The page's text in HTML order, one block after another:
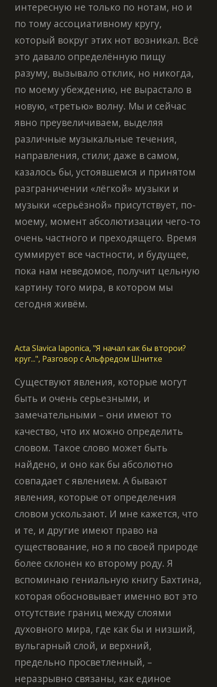
интересную не только по нотам, но и
по тому ассоциативному кругу,
который вокруг этих нот возникал. Всё
это давало определённую пищу
разуму, вызывало отклик, но никогда,
по моему убеждению, не вырастало в
новую, «третью» волну. Мы и сейчас
явно преувеличиваем, выделяя
различные музыкальные течения,
направления, стили; даже в самом,
казалось бы, устоявшемся и принятом
разграничении «лёгкой» музыки и
музыки «серьёзной» присутствует, по-
моему, момент абсолютизации чего-то
очень частного и преходящего. Время
суммирует все частности, и будущее,
пока нам неведомое, получит цельную
картину того мира, в котором мы
сегодня живём.
Acta Slavica Iaponica, "Я начал как бы второи?
круг...", Разговор с Альфредом Шнитке
Существуют явления, которые могут
быть и очень серьезными, и
замечательными – они имеют то
качество, что их можно определить
словом. Такое слово может быть
найдено, и оно как бы абсолютно
совпадает с явлением. А бывают
явления, которые от определения
словом ускользают. И мне кажется, что
и те, и другие имеют право на
существование, но я по своей природе
более склонен ко второму роду. Я
вспоминаю гениальную книгу Бахтина,
которая обосновывает именно вот это
отсутствие границ между слоями
духовного мира, где как бы и низший,
вульгарный слой, и верхний,
предельно просветленный, –
неразрывно связаны, как единое